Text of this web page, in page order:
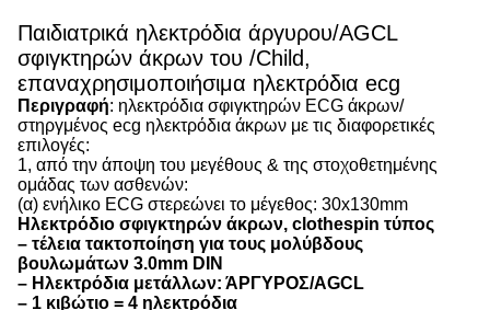
Παιδιατρικά ηλεκτρόδια άργυρου/AGCL
σφιγκτηρών άκρων του /Child,
επαναχρησιμοποιήσιμα ηλεκτρόδια ecg
Περιγραφή: ηλεκτρόδια σφιγκτηρών ECG άκρων/
στηργμένος ecg ηλεκτρόδια άκρων με τις διαφορετικές
επιλογές:
1, από την άποψη του μεγέθους & της στοχοθετημένης
ομάδας των ασθενών:
(α) ενήλικο ECG στερεώνει το μέγεθος: 30x130mm
Ηλεκτρόδιο σφιγκτηρών άκρων, clothespin τύπος
– τέλεια τακτοποίηση για τους μολύβδους
βουλωμάτων 3.0mm DIN
– Ηλεκτρόδια μετάλλων: ΆΡΓΥΡΟΣ/AGCL
– 1 κιβώτιο = 4 ηλεκτρόδια